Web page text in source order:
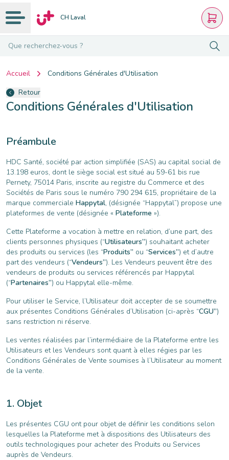
CH Laval
Que recherchez-vous ?
Accueil
Conditions Générales d'Utilisation
Retour
Conditions Générales d'Utilisation
Préambule
HDC Santé, société par action simplifiée (SAS) au capital social de
13.198 euros, dont le siège social est situé au 59-61 bis rue
Pernety, 75014 Paris, inscrite au registre du Commerce et des
Sociétés de Paris sous le numéro 790 294 615, propriétaire de la
marque commerciale Happytal, (désignée “Happytal”) propose une
plateformes de vente (désignée « Plateforme »).
Cette Plateforme a vocation à mettre en relation, d’une part, des
clients personnes physiques (“Utilisateurs”) souhaitant acheter
des produits ou services (les “Produits” ou “Services”) et d’autre
part des vendeurs (“Vendeurs”). Les Vendeurs peuvent être des
vendeurs de produits ou services référencés par Happytal
(“Partenaires”) ou Happytal elle-même.
Pour utiliser le Service, l’Utilisateur doit accepter de se soumettre
aux présentes Conditions Générales d’Utilisation (ci-après “CGU”)
sans restriction ni réserve.
Les ventes réalisées par l’intermédiaire de la Plateforme entre les
Utilisateurs et les Vendeurs sont quant à elles régies par les
Conditions Générales de Vente soumises à l’Utilisateur au moment
de la vente.
Objet
Les présentes CGU ont pour objet de définir les conditions selon
lesquelles la Plateforme met à dispositions des Utilisateurs des
outils technologiques pour acheter des Produits ou Services
auprès de Vendeurs.